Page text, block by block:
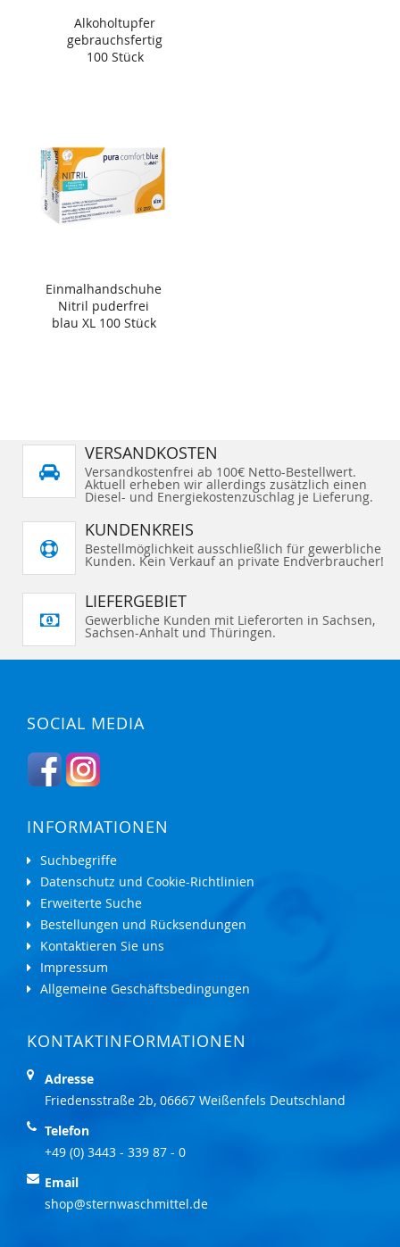
Alkoholtupfer
gebrauchsfertig
100 Stück
Einmalhandschuhe
Nitril puderfrei
blau XL 100 Stück
VERSANDKOSTEN
Versandkostenfrei ab 100€ Netto-Bestellwert.
Aktuell erheben wir allerdings zusätzlich einen
Diesel- und Energiekostenzuschlag je Lieferung.
KUNDENKREIS
Bestellmöglichkeit ausschließlich für gewerbliche
Kunden. Kein Verkauf an private Endverbraucher!
LIEFERGEBIET
Gewerbliche Kunden mit Lieferorten in Sachsen,
Sachsen-Anhalt und Thüringen.
SOCIAL MEDIA
INFORMATIONEN
Suchbegriffe
Datenschutz und Cookie-Richtlinien
Erweiterte Suche
Bestellungen und Rücksendungen
Kontaktieren Sie uns
Impressum
Allgemeine Geschäftsbedingungen
KONTAKTINFORMATIONEN
Adresse
Friedensstraße 2b, 06667 Weißenfels Deutschland
Telefon
+49 (0) 3443 - 339 87 - 0
Email
shop@sternwaschmittel.de